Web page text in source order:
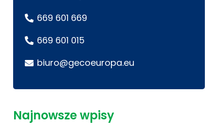
669 601 669
669 601 015
biuro@gecoeuropa.eu
Najnowsze wpisy